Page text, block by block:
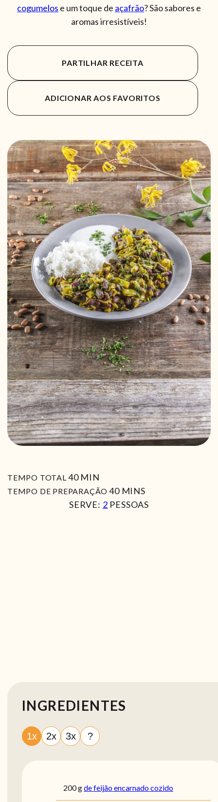
cogumelos e um toque de açafrão? São sabores e
aromas irresistíveis!
PARTILHAR RECEITA
ADICIONAR AOS FAVORITOS
TEMPO TOTAL 40MIN
MIN
TEMPO DE PREPARAÇÃO 40MIN
MINS
SERVE: 2 PESSOAS
INGREDIENTES
1x 2x 3x ?
200gde feijão encarnado cozido